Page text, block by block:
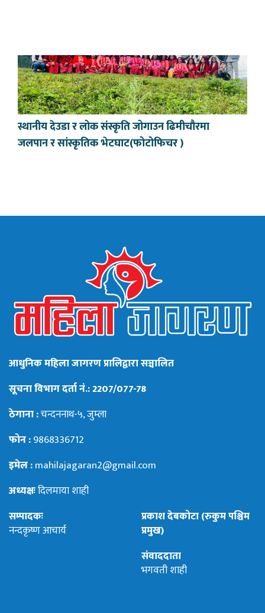
स्थानीय देउडा र लोक संस्कृति जोगाउन ढिमीचौरमा
जलपान र सांस्कृतिक भेटघाट(फोटोफिचर )
आधुनिक महिला जागरण प्रालिद्वारा सञ्चालित
सूचना विभाग दर्ता नं.: 2207/077-78
ठेगाना :चन्दननाथ-५, जुम्ला
फोन :9868336712
इमेल :mahilajagaran2@gmail.com
अध्यक्षःदिलमाया शाही
सम्पादकः
नन्दकृष्ण आचार्य
प्रकाश देबकोटा (रुकुम पश्चिम
प्रमुख)
संवाददाता
भगवती शाही